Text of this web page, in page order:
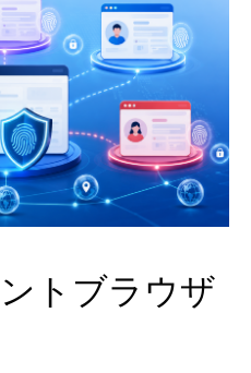
トブラウザ